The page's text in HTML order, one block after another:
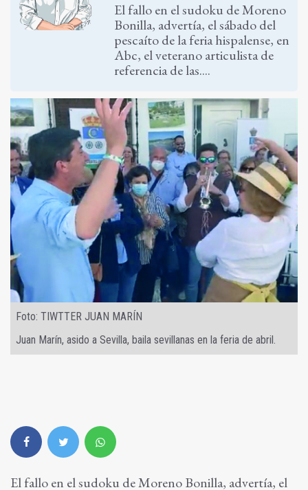
El fallo en el sudoku de Moreno
Bonilla, advertía, el sábado del
pescaíto de la feria hispalense, en
Abc, el veterano articulista de
referencia de las....
Foto: TIWTTER JUAN MARÍN
Juan Marín, asido a Sevilla, baila sevillanas en la feria de abril.
El fallo en el sudoku de Moreno Bonilla, advertía, el